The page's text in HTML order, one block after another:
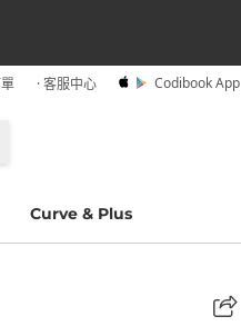
· 客服中心 Codibook App
Curve & Plus